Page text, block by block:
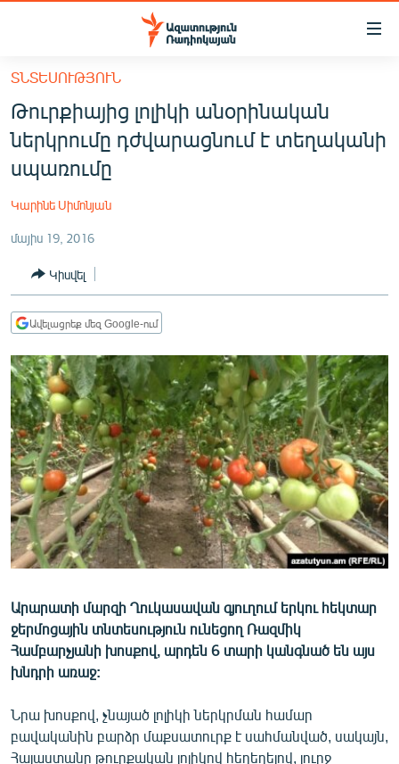
Մատչելիության
հիմնական
բովանդակությանը
Անցնել
հիմնական
մենյուին
ՀԱՅԱՍՏԱՆ
ՔԱՂԱՔԱԿԱՆ
ՏՆՏԵՍՈՒԹՅՈՒՆ
ՂԱՐԱԲԱՂ
ՏԱՐԱԾԱՇՐՋԱՆ
ՄԻՋԱԶԳԱՅԻՆ
ՄՇԱԿՈՒՅԹ
ՍՊՈՐՏ
ՄԵԿՆԱԲԱՆՈՒԹՅՈՒՆ
ՏՏ ԵՒ ԻՆՏԵՐՆԵՏ
ԱՐԽԻՎ
ՏԵՍԱՆՅՈՒԹԵՐ
ԲԱՆԱՎԵՃ
ՓՈԴՔԱՍԹ
ՏՆՏԵՍՈՒԹՅՈՒՆ
Թուրքիայից լոլիկի անօրինական
ներկրումը դժվարացնում է տեղականի
սպառումը
Կարինե Սիմոնյան
մայիս 19, 2016
Կիսվել
Ավելացրեք մեզ Google-ում
Արարատի մարզի Ղուկասավան գյուղում երկու հեկտար
ջերմոցային տնտեսություն ունեցող Ռազմիկ
Համբարչյանի խոսքով, արդեն 6 տարի կանգնած են այս
խնդրի առաջ:
Նրա խոսքով, չնայած լոլիկի ներկրման համար
բավականին բարձր մաքսատուրք է սահմանված, սակայն,
Հայաստանը թուրքական լոլիկով հեղեղելով, լուրջ